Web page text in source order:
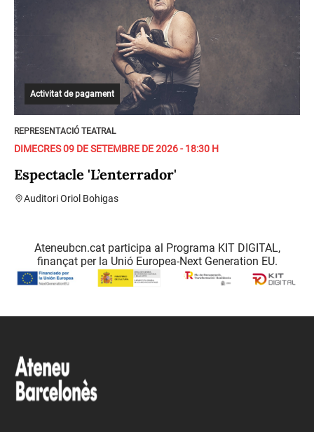
Activitat de pagament
REPRESENTACIÓ TEATRAL
DIMECRES 09 DE SETEMBRE DE 2026 - 18:30 H
Espectacle 'L’enterrador'
Auditori Oriol Bohigas
Ateneubcn.cat participa al Programa KIT DIGITAL,
finançat per la Unió Europea-Next Generation EU.